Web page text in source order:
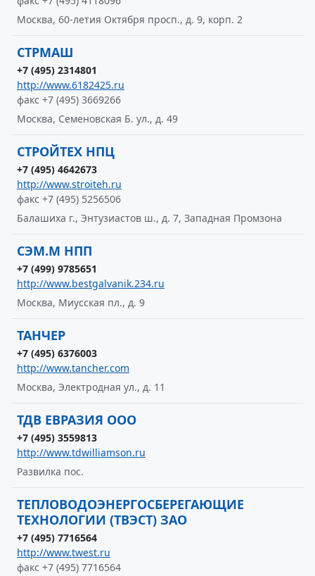
Москва, 60-летия Октября просп., д. 9, корп. 2
СТРМАШ
+7 (495) 2314801
http://www.6182425.ru
факс +7 (495) 3669266
Москва, Семеновская Б. ул., д. 49
СТРОЙТЕХ НПЦ
+7 (495) 4642673
http://www.stroiteh.ru
факс +7 (495) 5256506
Балашиха г., Энтузиастов ш., д. 7, Западная Промзона
СЭМ.М НПП
+7 (499) 9785651
http://www.bestgalvanik.234.ru
Москва, Миусская пл., д. 9
ТАНЧЕР
+7 (495) 6376003
http://www.tancher.com
Москва, Электродная ул., д. 11
ТДВ ЕВРАЗИЯ ООО
+7 (495) 3559813
http://www.tdwilliamson.ru
Развилка пос.
ТЕПЛОВОДОЭНЕРГОСБЕРЕГАЮЩИЕ
ТЕХНОЛОГИИ (ТВЭСТ) ЗАО
+7 (495) 7716564
http://www.twest.ru
факс +7 (495) 7716564